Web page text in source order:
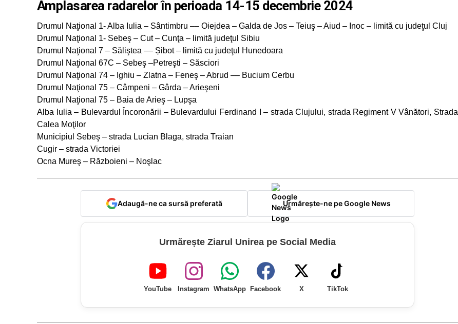
Amplasarea radarelor în perioada 14-15 decembrie 2024
Drumul Naţional 1- Alba Iulia – Sântimbru –– Oiejdea – Galda de Jos – Teiuş – Aiud – Inoc – limită cu judeţul Cluj
Drumul Naţional 1- Sebeş – Cut – Cunţa – limită judeţul Sibiu
Drumul Naţional 7 – Săliştea –– Șibot – limită cu judeţul Hunedoara
Drumul Naţional 67C – Sebeş –Petreşti – Săsciori
Drumul Naţional 74 – Ighiu – Zlatna – Feneş – Abrud –– Bucium Cerbu
Drumul Naţional 75 – Câmpeni – Gârda – Arieşeni
Drumul Naţional 75 – Baia de Arieş – Lupşa
Alba Iulia – Bulevardul Încoronării – Bulevardului Ferdinand I – strada Clujului, strada Regiment V Vânători, Strada
Calea Moţilor
Municipiul Sebeş – strada Lucian Blaga, strada Traian
Cugir – strada Victoriei
Ocna Mureş – Războieni – Noşlac
Adaugă-ne ca sursă preferată Urmărește-ne pe Google News
Urmărește Ziarul Unirea pe Social Media
YouTube Instagram WhatsApp Facebook X TikTok